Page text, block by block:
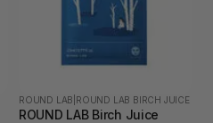
ROUND LAB ROUND LAB BIRCH JUICE
ROUND LAB Birch Juice